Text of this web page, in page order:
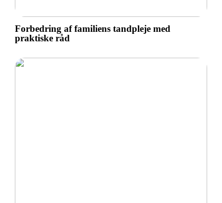
Forbedring af familiens tandpleje med
praktiske råd